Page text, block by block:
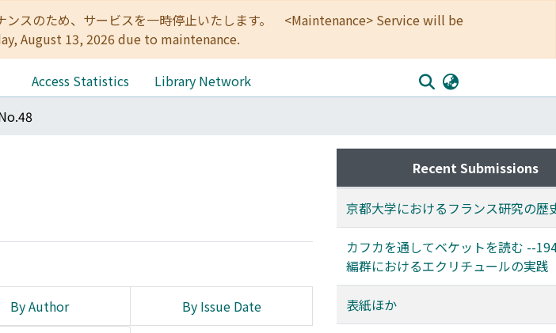
ンスのため、サービスを一時停止いたします。 <Maintenance> Service will be
August 13, 2026 due to maintenance.
Access Statistics
Library Network
By Author By Issue Date
Recent Submissions
京都大学におけるフランス研究の歴
カフカを通してベケットを読む --
編群におけるエクリチュールの実践
表紙ほか